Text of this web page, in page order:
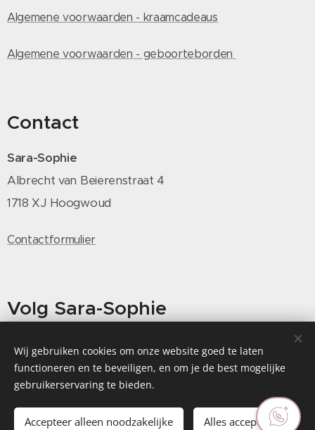
Algemene voorwaarden - kraamcadeaus
Algemene voorwaarden - geboorteborden
Contact
Sara-Sophie
Albrecht van Beierenstraat 4
1718 XJ Hoogwoud
Contactformulier
Volg Sara-Sophie
©2026 | sara-sophie | Alle rechten voorbehouden Cookies
Wij gebruiken cookies om onze website goed te laten
functioneren en te beveiligen, en om je de best mogelijke
gebruikerservaring te bieden.
Accepteer alleen noodzakelijke Alles accepteren